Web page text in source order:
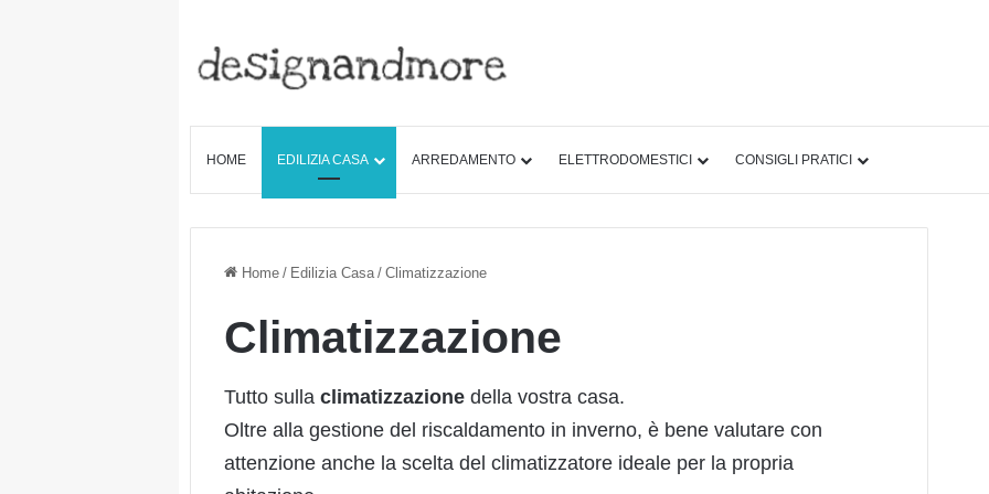
HOME EDILIZIA CASA ARREDAMENTO ELETTRODOMESTICI CONSIGLI PRATICI
Home / Edilizia Casa / Climatizzazione
Climatizzazione
Tutto sulla climatizzazione della vostra casa.
Oltre alla gestione del riscaldamento in inverno, è bene valutare con
attenzione anche la scelta del climatizzatore ideale per la propria